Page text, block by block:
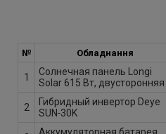
№ Обладнання
1
Солнечная панель Longi
Solar 615 Вт, двусторонняя
2
Гибридный инвертор Deye
SUN‑30K